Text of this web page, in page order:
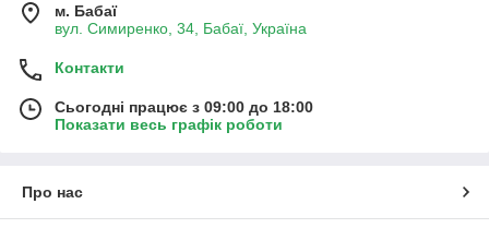
м. Бабаї
вул. Симиренко, 34, Бабаї, Україна
Контакти
Сьогодні працює з 09:00 до 18:00
Показати весь графік роботи
Про нас